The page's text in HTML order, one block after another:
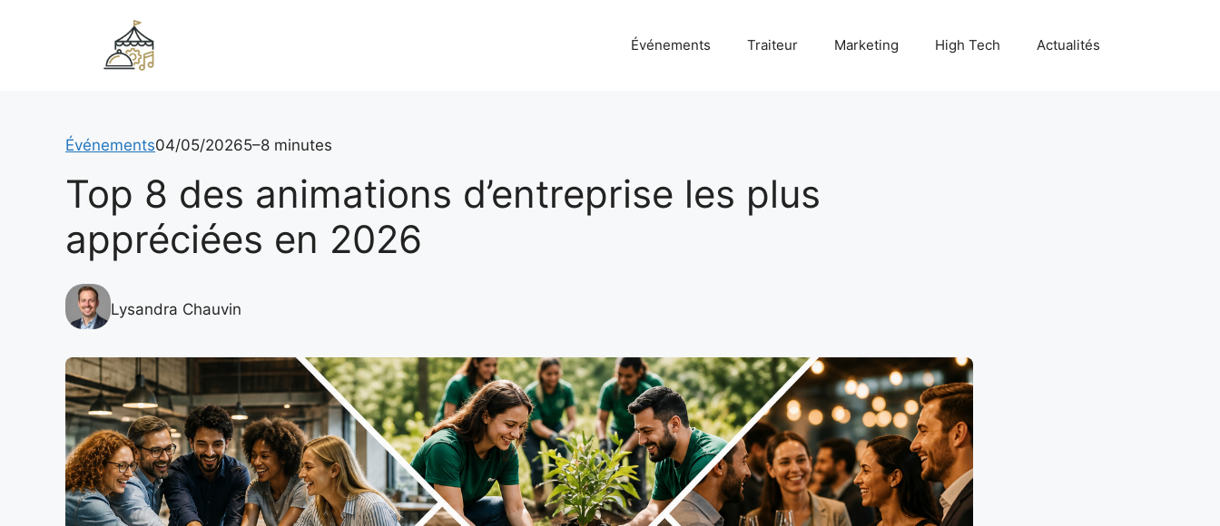
Événements Traiteur Marketing High Tech Actualités
Événements04/05/20265–8 minutes
Top 8 des animations d’entreprise les plus
appréciées en 2026
Lysandra Chauvin